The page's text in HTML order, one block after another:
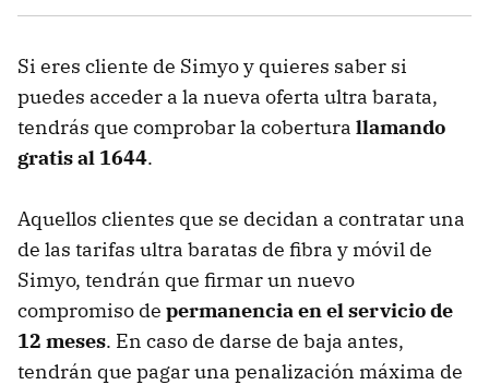
Si eres cliente de Simyo y quieres saber si
puedes acceder a la nueva oferta ultra barata,
tendrás que comprobar la cobertura llamando
gratis al 1644.
Aquellos clientes que se decidan a contratar una
de las tarifas ultra baratas de fibra y móvil de
Simyo, tendrán que firmar un nuevo
compromiso de permanencia en el servicio de
12 meses. En caso de darse de baja antes,
tendrán que pagar una penalización máxima de